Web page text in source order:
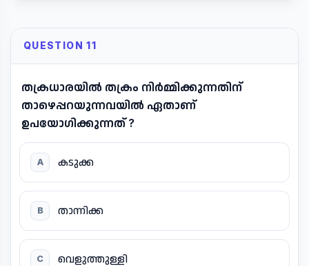
QUESTION 11
തക്രധാരയിൽ തക്രം നിർമ്മിക്കുന്നതിന്
താഴെപ്പറയുന്നവയിൽ ഏതാണ്
ഉപയോഗിക്കുന്നത് ?
A കടുക്ക
B താന്നിക്ക
C വെളുത്തുള്ളി